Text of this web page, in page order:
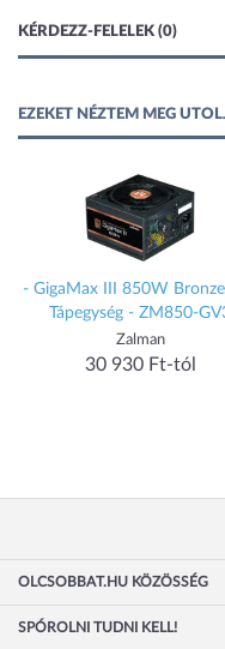
KÉRDEZZ-FELELEK (0)
EZEKET NÉZTEM MEG
- GigaMax III 850W
Tápegység - ZM850-
Zalman
30 930 Ft-tól
OLCSOBBAT.HU KÖZÖSSÉG
SPÓROLNI TUDNI KELL!